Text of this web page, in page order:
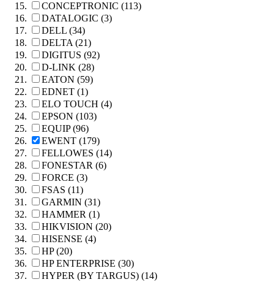
CONCEPTRONIC (113)
DATALOGIC (3)
DELL (34)
DELTA (21)
DIGITUS (92)
D-LINK (28)
EATON (59)
EDNET (1)
ELO TOUCH (4)
EPSON (103)
EQUIP (96)
EWENT (179)
FELLOWES (14)
FONESTAR (6)
FORCE (3)
FSAS (11)
GARMIN (31)
HAMMER (1)
HIKVISION (20)
HISENSE (4)
HP (20)
HP ENTERPRISE (30)
HYPER (BY TARGUS) (14)